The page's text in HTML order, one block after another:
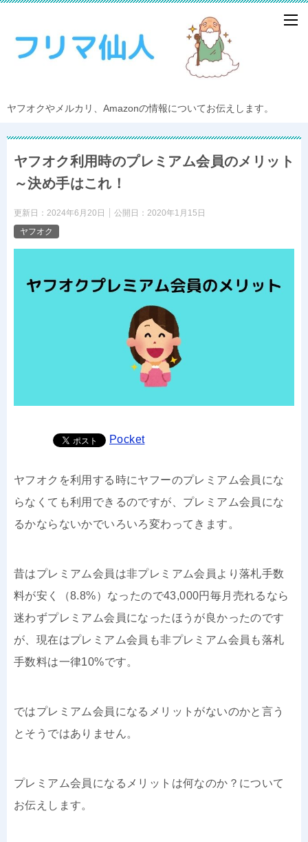
ヤフオクやメルカリ、Amazonの情報についてお伝えします。
ヤフオク利用時のプレミアム会員のメリット
～決め手はこれ！
更新日： 2024年6月20日 公開日： 2020年1月15日
ヤフオク
Pocket
ヤフオクを利用する時にヤフーのプレミアム会員にな
らなくても利用できるのですが、プレミアム会員にな
るかならないかでいろいろ変わってきます。
昔はプレミアム会員は非プレミアム会員より落札手数
料が安く（8.8%）なったので43,000円毎月売れるなら
迷わずプレミアム会員になったほうが良かったのです
が、現在はプレミアム会員も非プレミアム会員も落札
手数料は一律10%です。
ではプレミアム会員になるメリットがないのかと言う
とそうではありません。
プレミアム会員になるメリットは何なのか？について
お伝えします。